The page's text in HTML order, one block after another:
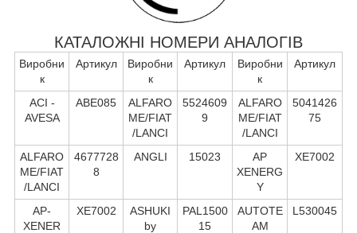
КАТАЛОЖНІ НОМЕРИ АНАЛОГІВ
Виробни
к
Артикул
Виробни
к
Артикул
Виробни
к
Артикул
ACI -
AVESA
ABE085
ALFARO
ME/FIAT
/LANCI
5524609
9
ALFARO
ME/FIAT
/LANCI
5041426
75
ALFARO
ME/FIAT
/LANCI
4677728
8
ANGLI 15023
AP
XENERG
Y
XE7002
AP-
XENER
XE7002
ASHUKI
by
PAL1500
15
AUTOTE
AM
L530045